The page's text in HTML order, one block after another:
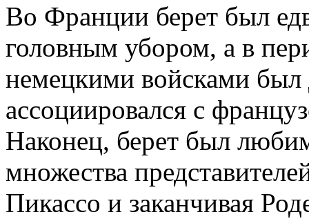
Во Франции берет был
головным убором, а в
немецкими войсками был
ассоциировался с
Наконец, берет был
множества
Пикассо и заканчивая